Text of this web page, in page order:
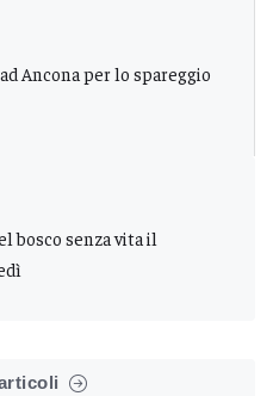
Ancona per lo spareggio
bosco senza vita il